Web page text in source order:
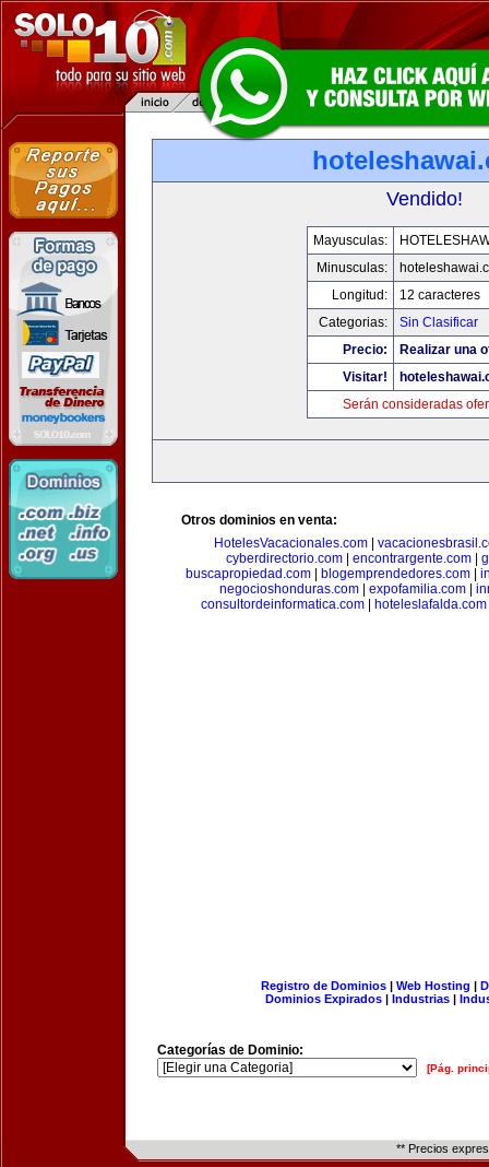
Vendido!
Mayusculas:
Minusculas:
Longitud:
12 caracteres
Categorias:
Sin Clasificar
Precio:
Realizar una
Visitar!
Serán consideradas
Otros dominios en venta:
HotelesVacacionales.com|
cyberdirectorio.com| encontrargente.com|
buscapropiedad.com| blogemprendedores.com|
negocioshonduras.com| expofamilia.com|
consultordeinformatica.com| hoteleslafalda.com
Registro de Dominios| Web Hosting |
Dominios Expirados | Industrias |
Categorías de Dominio:
[Pág.
** Precios